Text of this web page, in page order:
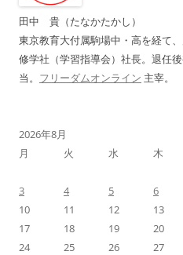
シ
ョ
ン
田中 貴（たなかたかし）
東京教育大付属駒場中・高を経て
修学社（学習指導会）社長。退任
当。 フリーダムオンライン 主宰。
2026年8月
月
火 水 木
3
4 5 6
10
11 12 13
17
18 19 20
24
25 26 27